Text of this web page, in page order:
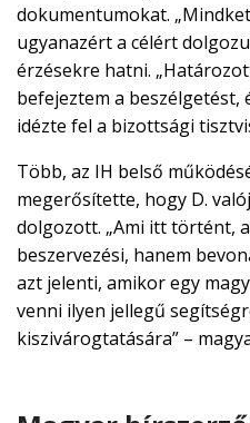
dokumentumokat.
ugyanazért a célért
érzésekre hatni.
befejeztem a beszélgetést,
idézte fel a bizottsági
Több, az IH belső
megerősítette, hogy D.
dolgozott. „Ami itt történt,
beszervezési, hanem
azt jelenti, amikor egy
venni ilyen jellegű
kiszivárogtatására” –